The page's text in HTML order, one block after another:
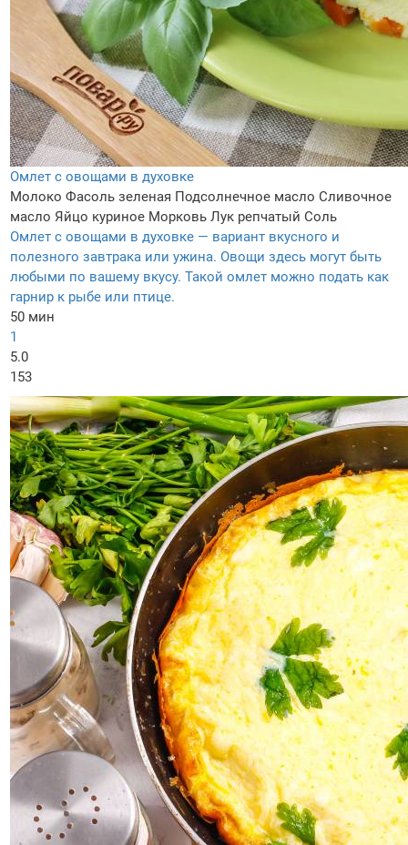
Омлет с овощами в духовке
Молоко Фасоль зеленая Подсолнечное масло Сливочное
масло Яйцо куриное Морковь Лук репчатый Соль
Омлет с овощами в духовке — вариант вкусного и
полезного завтрака или ужина. Овощи здесь могут быть
любыми по вашему вкусу. Такой омлет можно подать как
гарнир к рыбе или птице.
50 мин
1
5.0
153